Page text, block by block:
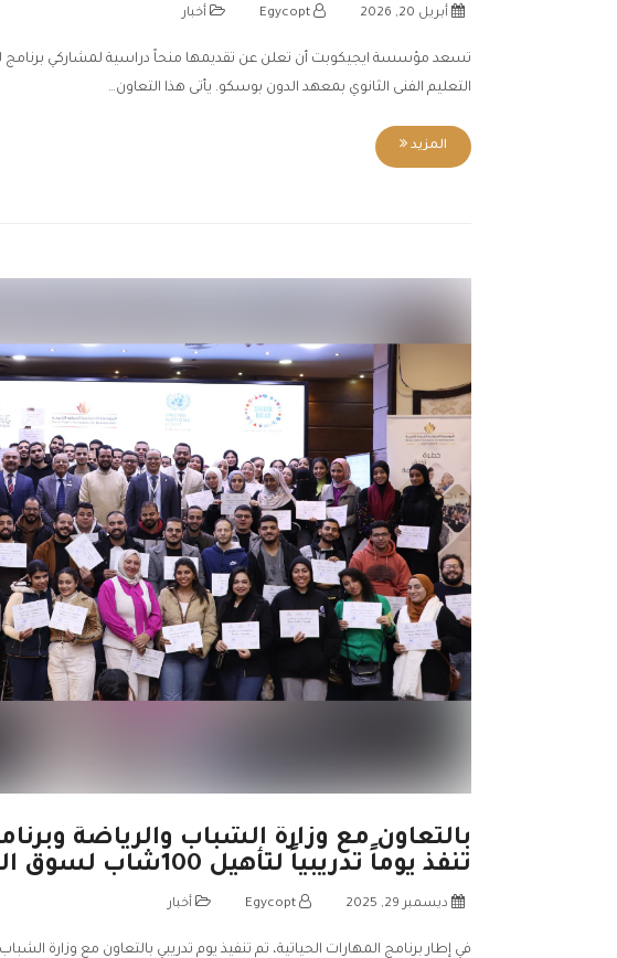
أبريل 20, 2026 أخبار
تسعد مؤسسة ايجيكوبت أن تعلن عن تقديمها منحاً دراسية لمشاركي برنامج
التعليم الفنى الثانوي بمعهد الدون بوسكو. يأتى هذا التعاون…
المزيد
بالتعاون مع وزارة الشباب والرياضة
تنفذ يوماً تدريبياً لتأهيل 100شاب لسوق العمل
ديسمبر 29, 2025 أخبار
في إطار برنامج المهارات الحياتية، تم تنفيذ يوم تدريبي بالتعاون مع وزارة